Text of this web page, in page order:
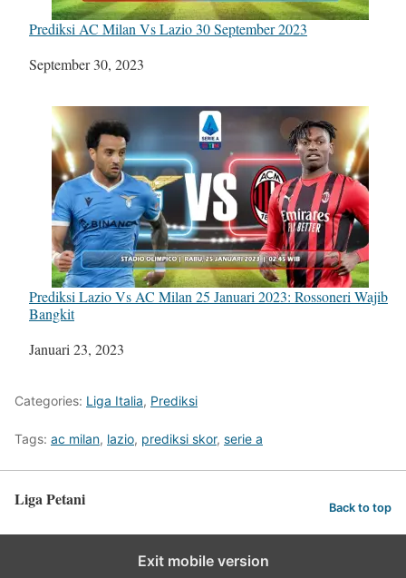
Prediksi AC Milan Vs Lazio 30 September 2023
Tanggal
September 30, 2023
Prediksi Lazio Vs AC Milan 25 Januari 2023: Rossoneri Wajib
Bangkit
Tanggal
Januari 23, 2023
Categories: Liga Italia, Prediksi
Tags: ac milan, lazio, prediksi skor, serie a
Liga Petani Back to top
Exit mobile version